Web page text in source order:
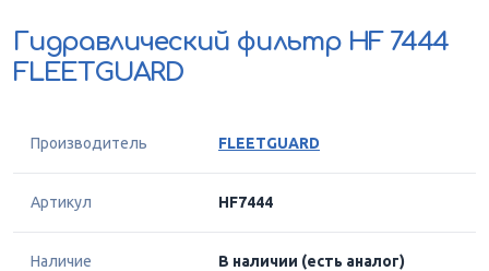
Гидравлический фильтр HF 7444
FLEETGUARD
Производитель FLEETGUARD
Артикул HF7444
Наличие В наличии (есть аналог)